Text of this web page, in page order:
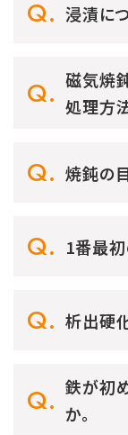
浸漬に
磁気焼
処理方
焼鈍の
1番最
析出硬
鉄が初
か。